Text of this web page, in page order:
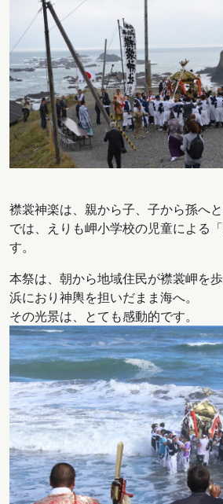
襟裳神楽は、親から子、子から孫へ
では、えりも岬小学校の児童による
す。
本祭は、朝から地域住民が襟裳岬を
浜におり神輿を担いだまま海へ。
その光景は、とても感動的です。